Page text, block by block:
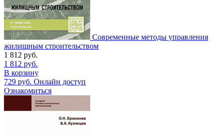
Современные методы управления
жилищным строительством
1 812 руб.
1 812 руб.
В корзину
729 руб. Онлайн доступ
Ознакомиться